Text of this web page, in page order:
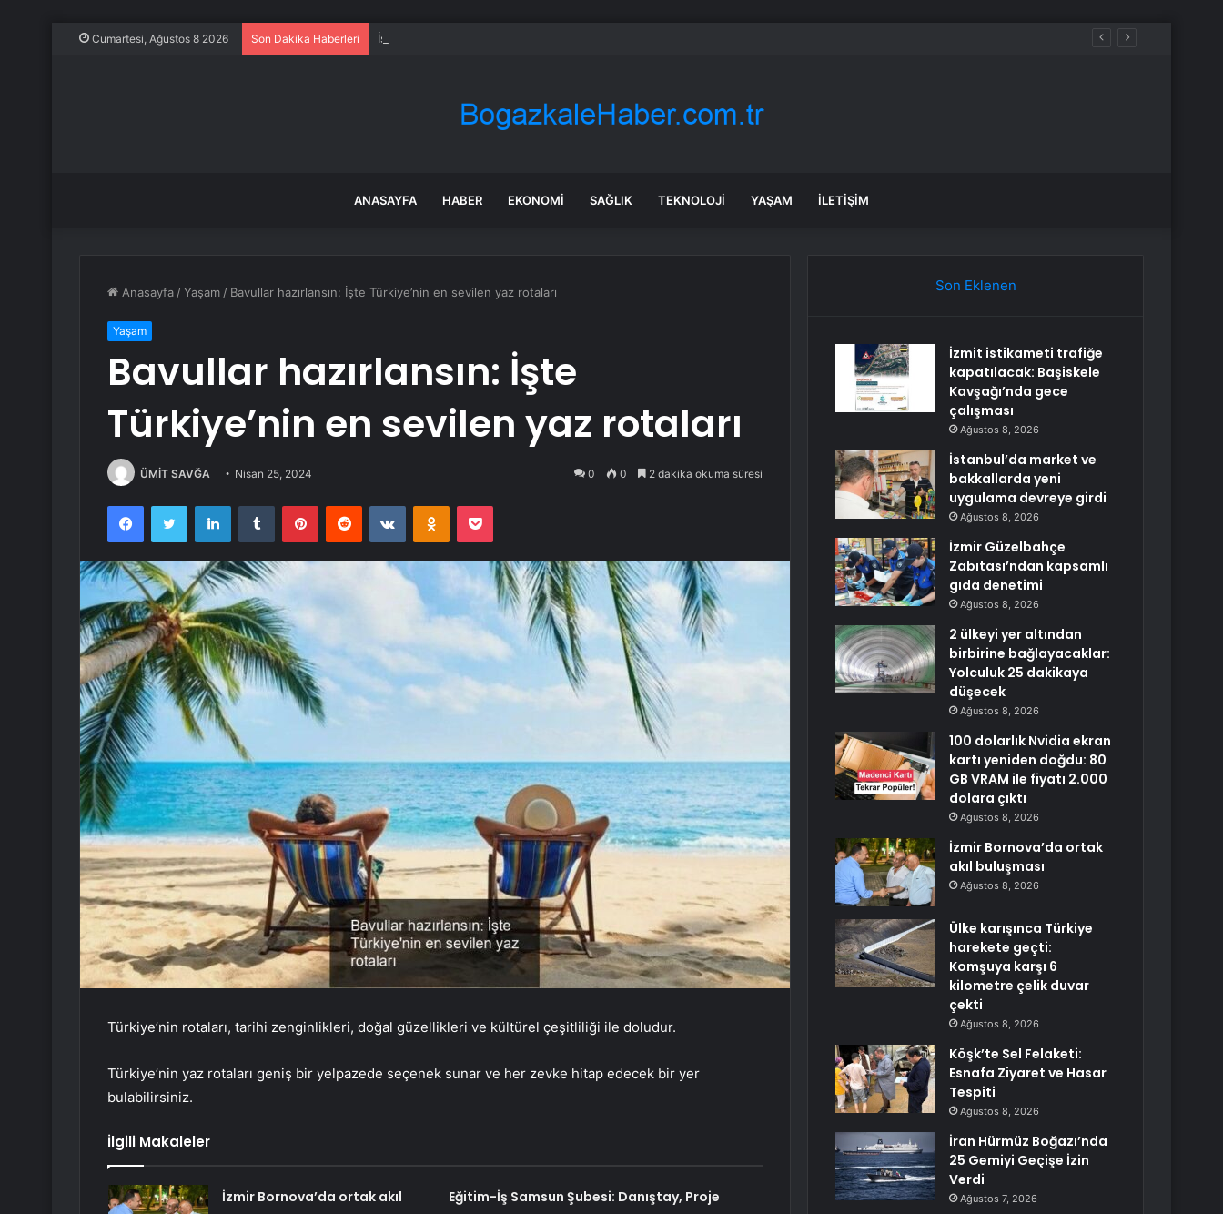
Cumartesi, Ağustos 8 2026 Son Dakika Haberleri İstanbul’da market ve bakkallarda yeni uygulama devreye girdi
ANASAYFA HABER EKONOMI SAĞLIK TEKNOLOJI YAŞAM İLETIŞIM
Anasayfa /Yaşam / Bavullar hazırlansın: İşte Türkiye’nin en sevilen yaz rotaları
Yaşam
Bavullar hazırlansın: İşte
Türkiye’nin en sevilen yaz rotaları
ÜMİT SAVĞA Nisan 25, 2024 0 0 2 dakika okuma süresi
FacebookTwitter LinkedInTumblr PinterestReddit VKontakteOdnoklassniki
Pocket
Türkiye’nin rotaları, tarihi zenginlikleri, doğal güzellikleri ve kültürel çeşitliliği ile doludur.
Türkiye’nin yaz rotaları geniş bir yelpazede seçenek sunar ve her zevke hitap edecek bir yer
bulabilirsiniz.
İlgili Makaleler
İzmir Bornova’da ortak akıl
Eğitim-İş Samsun Şubesi: Danıştay, Proje
Son Eklenen
İzmit istikameti trafiğe
kapatılacak: Başiskele
Kavşağı’nda gece
çalışması
Ağustos 8, 2026
İstanbul’da market ve
bakkallarda yeni
uygulama devreye girdi
Ağustos 8, 2026
İzmir Güzelbahçe
Zabıtası’ndan kapsamlı
gıda denetimi
Ağustos 8, 2026
2 ülkeyi yer altından
birbirine bağlayacaklar:
Yolculuk 25 dakikaya
düşecek
Ağustos 8, 2026
100 dolarlık Nvidia ekran
kartı yeniden doğdu: 80
GB VRAM ile fiyatı 2.000
dolara çıktı
Ağustos 8, 2026
İzmir Bornova’da ortak
akıl buluşması
Ağustos 8, 2026
Ülke karışınca Türkiye
harekete geçti:
Komşuya karşı 6
kilometre çelik duvar
çekti
Ağustos 8, 2026
Köşk’te Sel Felaketi:
Esnafa Ziyaret ve Hasar
Tespiti
Ağustos 8, 2026
İran Hürmüz Boğazı’nda
25 Gemiyi Geçişe İzin
Verdi
Ağustos 7, 2026